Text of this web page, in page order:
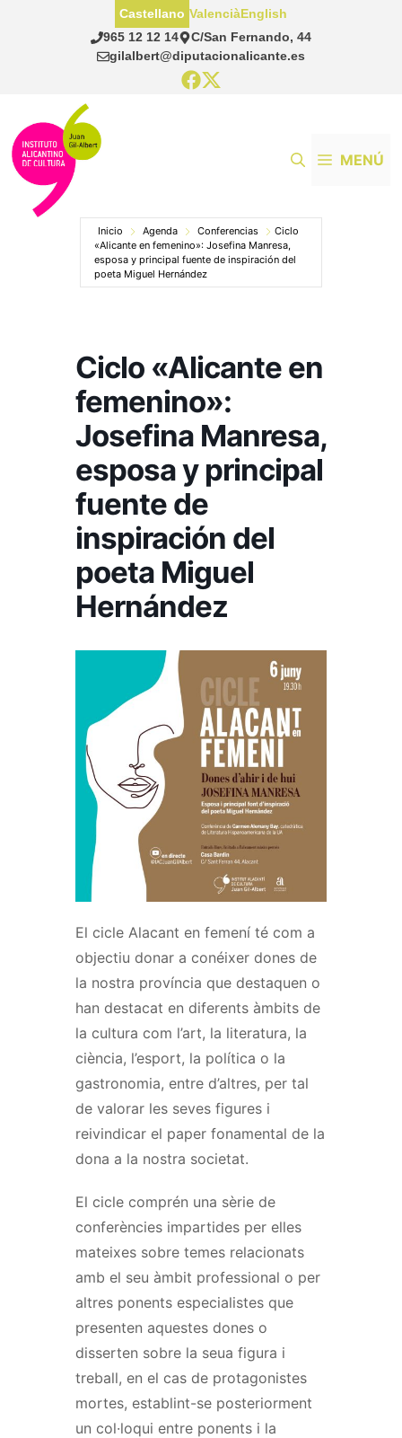
965 12 12 14
C/San Fernando, 44
gilalbert@diputacionalicante.es
Castellano ValenciàEnglish
MENÚ
Inicio Agenda Conferencias
Ciclo
«Alicante en femenino»: Josefina Manresa,
esposa y principal fuente de inspiración del
poeta Miguel Hernández
Ciclo «Alicante en
femenino»:
Josefina Manresa,
esposa y principal
fuente de
inspiración del
poeta Miguel
Hernández
El cicle Alacant en femení té com a
objectiu donar a conéixer dones de
la nostra província que destaquen o
han destacat en diferents àmbits de
la cultura com l’art, la literatura, la
ciència, l’esport, la política o la
gastronomia, entre d’altres, per tal
de valorar les seves figures i
reivindicar el paper fonamental de la
dona a la nostra societat.
El cicle comprén una sèrie de
conferències impartides per elles
mateixes sobre temes relacionats
amb el seu àmbit professional o per
altres ponents especialistes que
presenten aquestes dones o
disserten sobre la seua figura i
treball, en el cas de protagonistes
mortes, establint-se posteriorment
un col·loqui entre ponents i la